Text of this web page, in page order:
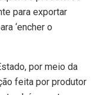
para exportar
‘encher o
por meio da
feita por produtor